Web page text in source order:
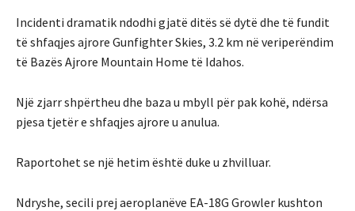
Incidenti dramatik ndodhi gjatë ditës së dytë dhe të fundit
të shfaqjes ajrore Gunfighter Skies, 3.2 km në veriperëndim
të Bazës Ajrore Mountain Home të Idahos.
Një zjarr shpërtheu dhe baza u mbyll për pak kohë, ndërsa
pjesa tjetër e shfaqjes ajrore u anulua.
Raportohet se një hetim është duke u zhvilluar.
Ndryshe, secili prej aeroplanëve EA-18G Growler kushton